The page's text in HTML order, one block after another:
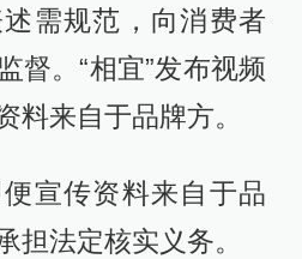
需规范，向消费者
督。“相宜”发布视频
料来自于品牌方。
宣传资料来自于品
担法定核实义务。